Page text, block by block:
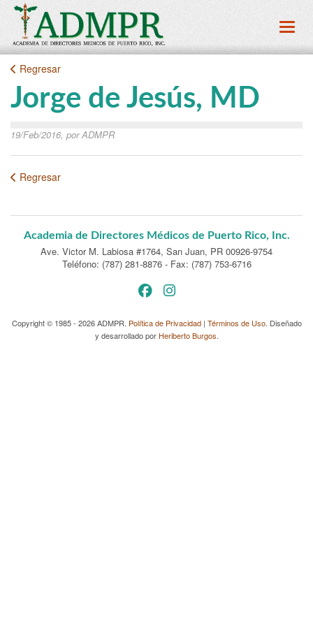
Regresar
Jorge de Jesús, MD
19/Feb/2016, por ADMPR
Regresar
Academia de Directores Médicos de Puerto Rico, Inc.
Ave. Victor M. Labiosa #1764, San Juan, PR 00926-9754
Teléfono: (787) 281-8876 - Fax: (787) 753-6716
Copyright © 1985 - 2026 ADMPR. Política de Privacidad| Términos de Uso. Diseñado
y desarrollado por Heriberto Burgos.